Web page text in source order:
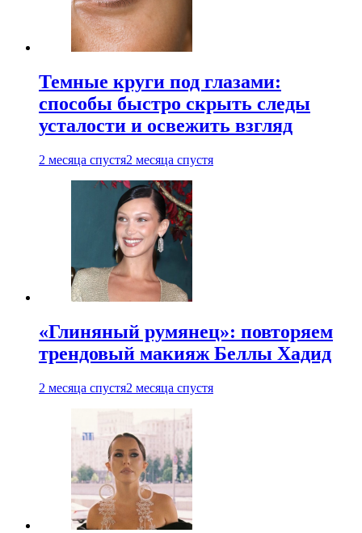
Темные круги под глазами:
способы быстро скрыть следы
усталости и освежить взгляд
2 месяца спустя2 месяца спустя
«Глиняный румянец»: повторяем
трендовый макияж Беллы Хадид
2 месяца спустя2 месяца спустя